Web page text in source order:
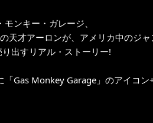
ンキー・ガレージ、
天才アーロンが、アメリカ中のジ
出すリアル・ストーリー!
「Gas Monkey Garage」のアイコン